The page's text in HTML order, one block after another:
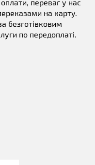
переваг у нас
на карту.
безготівковим
по передоплаті.